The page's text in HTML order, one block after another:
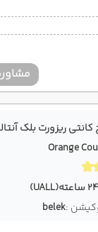
ریزورت بلک
Orange
(UALL)
:
belek